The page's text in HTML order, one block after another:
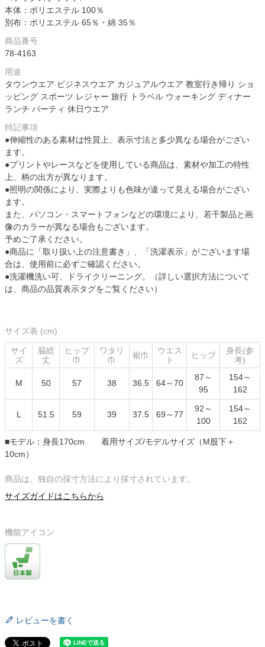
本体：ポリエステル 100％
別布：ポリエステル 65％・綿 35％
商品番号
78-4163
用途
タウンウエア ビジネスウエア カジュアルウエア 教室行き帰り ショ
ッピング スポーツ レジャー 旅行 トラベル ウォーキング ディナー
ランチ パーティ 休日ウエア
特記事項
●伸縮性のある素材は性質上、表示寸法と多少異なる場合がござい
ます。
●プリントやレースなどを使用している商品は、素材や加工の特性
上、柄の出方が異なります。
●照明の関係により、実際よりも色味が違って見える場合がござい
ます。
また、パソコン・スマートフォンなどの環境により、若干製品と画
像のカラーが異なる場合もございます。
予めご了承ください。
●商品に「取り扱い上の注意書き」、「洗濯表示」がございます場
合は、使用前に必ずご確認ください。
●洗濯機洗い可、ドライクリーニング。（詳しい選択方法について
は、商品の品質表示タグをご覧ください）
サイズ表 (cm)
サイ
ズ
脇総
丈
ヒップ
巾
ワタリ
巾
裾巾
ウエス
ト
ヒップ
身長(参
考)
M 50 57 38 36.5 64～70
87～
95
154～
162
L 51.5 59 39 37.5 69～77
92～
100
154～
162
■モデル：身長170cm 着用サイズ/モデルサイズ（M股下＋
10cm）
商品は、独自の採寸方法により採寸されています。
サイズガイドはこちらから
機能アイコン
レビューを書く